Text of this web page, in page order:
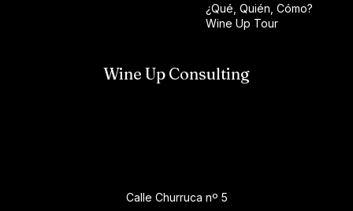
¿Qué, Quién, Cómo?
Wine Up Tour
Wine Up Consulting
Calle Churruca nº 5